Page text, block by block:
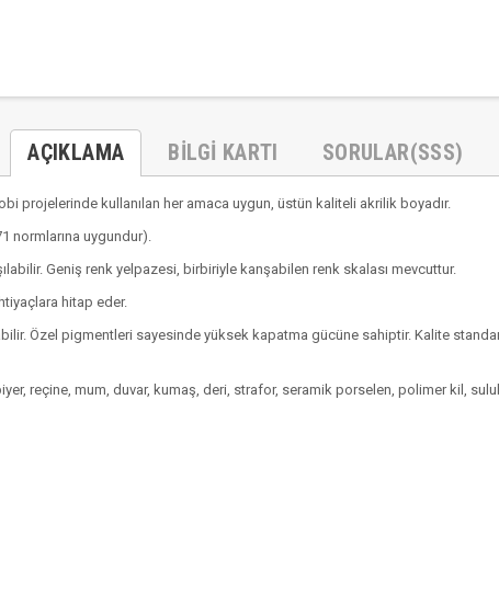
AÇIKLAMA BILGI KARTI SORULAR(SSS)
projelerinde kullanılan her amaca uygun, üstün kaliteli akrilik boyadır.
normlarına uygundur).
Geniş renk yelpazesi, birbiriyle kanşabilen renk skalası mevcuttur.
hitap eder.
Özel pigmentleri sayesinde yüksek kapatma gücüne sahiptir. Kalite
reçine, mum, duvar, kumaş, deri, strafor, seramik porselen, polimer kil,